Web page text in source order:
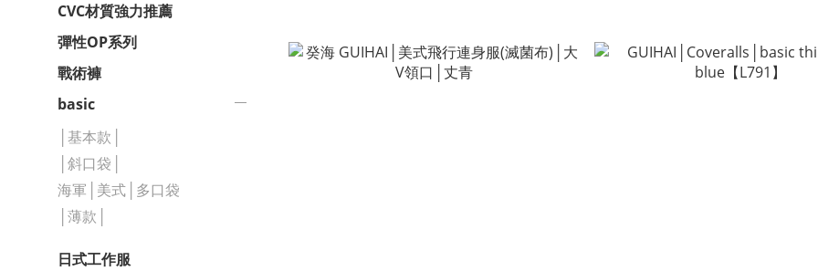
CVC材質強力推薦
彈性OP系列
戰術褲
basic
│基本款│
│斜口袋│
海軍│美式│多口袋
│薄款│
日式工作服